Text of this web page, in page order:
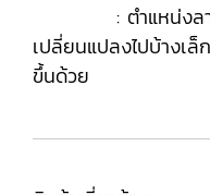
: ตำแหน่งลายผ้
เปลี่ยนแปลงไปบ้างเ
ขึ้นด้วย